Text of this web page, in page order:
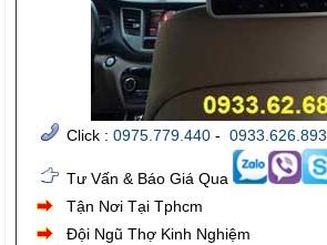
Click :0975.779.440 -0933.626.893
Tư Vấn & Báo Giá Qua
Tận Nơi Tại Tphcm
Đội Ngũ Thợ Kinh Nghiệm